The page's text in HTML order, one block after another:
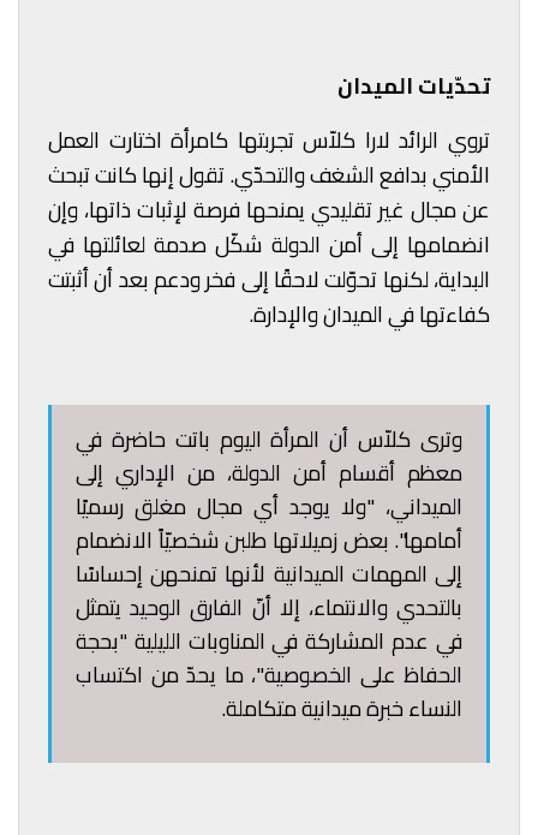
تحدّيات الميدان
تروي الرائد لارا كلاّس تجربتها كامرأة اختارت العمل
الأمني بدافع الشغف والتحدّي. تقول إنها كانت تبحث
عن مجال غير تقليدي يمنحها فرصة لإثبات ذاتها، وإن
انضمامها إلى أمن الدولة شكّل صدمة لعائلتها في
البداية، لكنها تحوّلت لاحقًا إلى فخر ودعم بعد أن أثبتت
كفاءتها في الميدان والإدارة.
وترى كلاّس أن المرأة اليوم باتت حاضرة في
معظم أقسام أمن الدولة، من الإداري إلى
الميداني، "ولا يوجد أي مجال مغلق رسميًا
أمامها". بعض زميلاتها طلبن شخصيّاً الانضمام
إلى المهمات الميدانية لأنها تمنحهن إحساسًا
بالتحدي والانتماء، إلا أنّ الفارق الوحيد يتمثل
في عدم المشاركة في المناوبات الليلية "بحجة
الحفاظ على الخصوصية"، ما يحدّ من اكتساب
النساء خبرة ميدانية متكاملة.